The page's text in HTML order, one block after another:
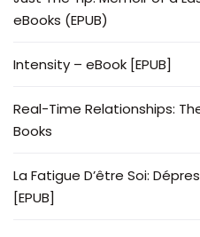
eBooks (EPUB)
Intensity – eBook [EPUB]
Real-Time Relationships:
Books
La Fatigue D’être Soi:
[EPUB]